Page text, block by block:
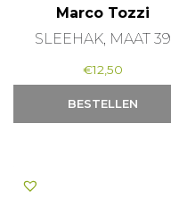
Marco Tozzi
SLEEHAK, MAAT 39
€12,50
BESTELLEN